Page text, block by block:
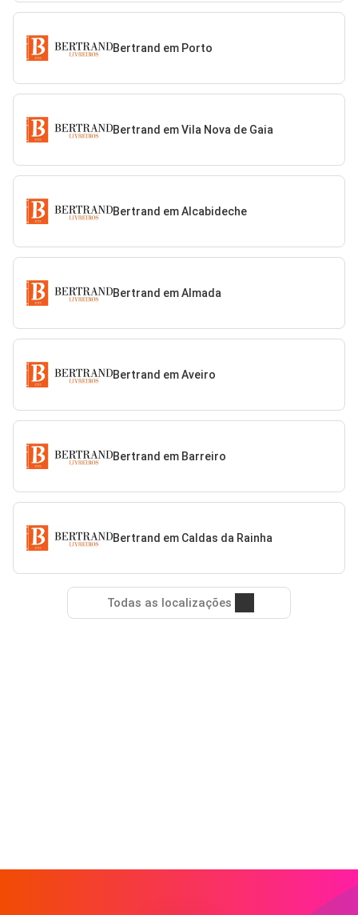
Bertrand em Porto
Bertrand em Vila Nova de Gaia
Bertrand em Alcabideche
Bertrand em Almada
Bertrand em Aveiro
Bertrand em Barreiro
Bertrand em Caldas da Rainha
Todas as localizações